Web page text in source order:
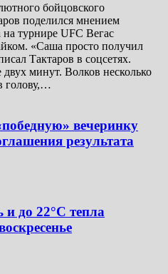
бойцовского
поделился мнением
турнире UFC Вегас
«Саша просто получил
Тактаров в соцсетях.
минут. Волков несколько
голову,…
вечеринку
результата
и до 22°C тепла